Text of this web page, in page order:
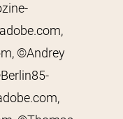
©Andrey